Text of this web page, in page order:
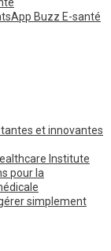
Buzz E-santé
et innovantes
Institute
pour la
simplement